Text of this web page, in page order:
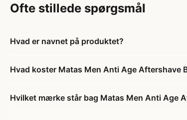
Ofte stillede spørgsmål
Hvad er navnet på produktet?
Hvad koster Matas Men Anti Age Aftershave
Hvilket mærke står bag Matas Men Anti Age